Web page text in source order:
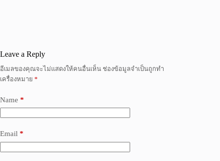
Leave a Reply
อีเมลของคุณจะไม่แสดงให้คนอื่นเห็น ช่องข้อมูลจำเป็นถูกทำ
เครื่องหมาย *
Name *
Email *